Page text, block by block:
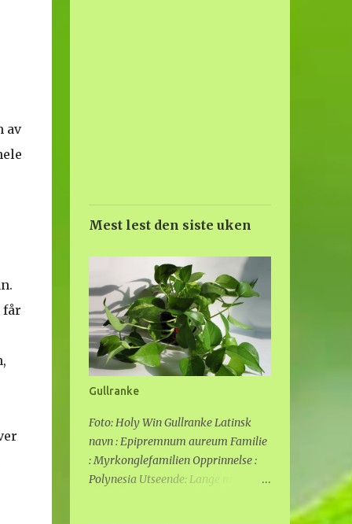
av
får
Mest lest den siste uken
Gullranke
Foto: Holy Win Gullranke Latinsk
navn : Epipremnum aureum Familie
: Myrkonglefamilien Opprinnelse :
Polynesia Utseende: Lange ranker,